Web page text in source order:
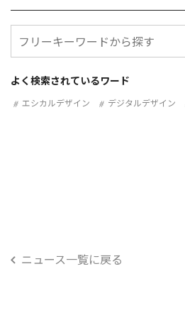
よく検索されているワード
エシカルデザイン デジタルデザイン
ニュース一覧に戻る